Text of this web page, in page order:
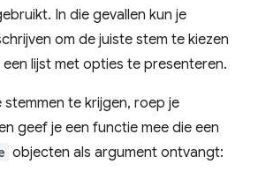
In die gevallen kun je
om de juiste stem te kiezen
lijst met opties te presenteren.
stemmen te krijgen, roep je
geef je een functie mee die een
objecten als argument ontvangt: